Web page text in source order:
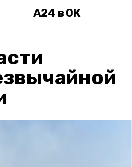
А24 в ОК